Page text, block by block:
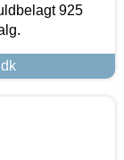
925